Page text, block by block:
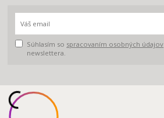
Súhlasím so spracovaním osobných údajov
newslettera.